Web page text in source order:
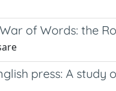
of Words: the
press: A